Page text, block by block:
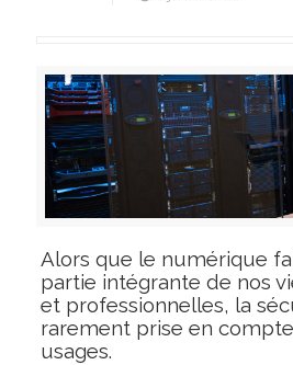
Alors que le numérique
partie intégrante de nos
et professionnelles, la
rarement prise en
usages.